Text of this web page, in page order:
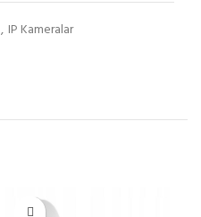
, IP Kameralar